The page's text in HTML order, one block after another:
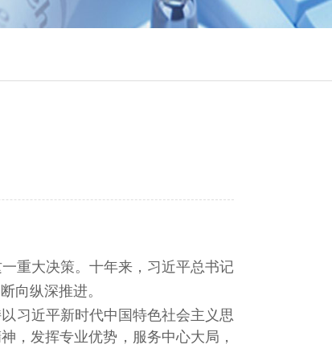
重大决策。 十年来，习近平总书记
向纵深推进。
习近平新时代中国特色社会主义思
，发挥专业优势， 服务中心大局，